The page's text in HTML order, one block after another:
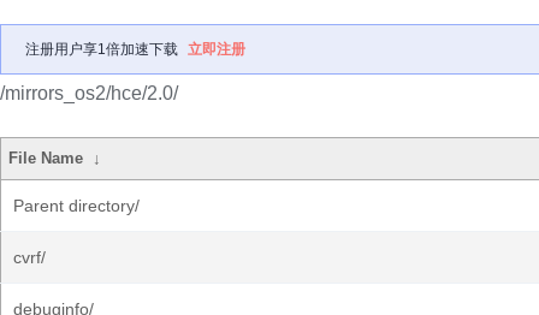
注册用户享1倍加速下载 立即注册
/mirrors_os2/hce/2.0/
File Name ↓
Parent directory/
cvrf/
debuginfo/